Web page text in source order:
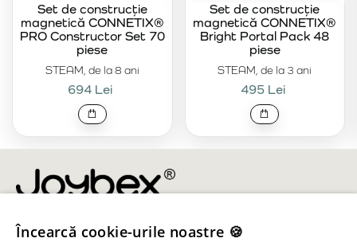
STEAM, de la 8 ani
Set de construcție
magnetică CONNETIX®
PRO Constructor Set 70
piese
694 Lei
STEAM, de la 3 ani
Set de construcție
magnetică CONNETIX®
Bright Portal Pack 48
piese
495 Lei
info@joybex.ro
Încearcă cookie-urile noastre 🍪